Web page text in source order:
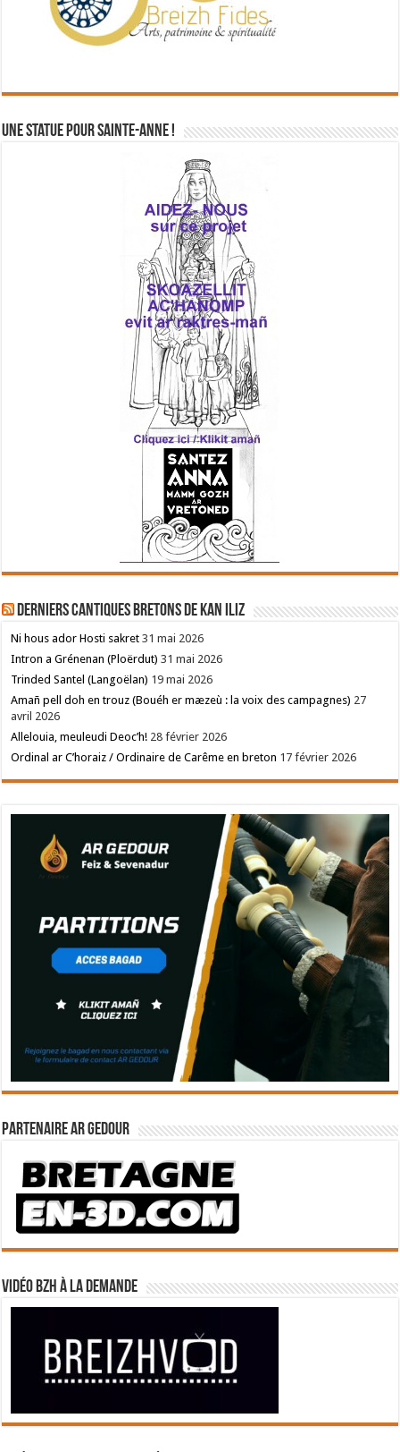
Une statue pour Sainte-Anne !
Derniers cantiques bretons de Kan Iliz
Ni hous ador Hosti sakret 31 mai 2026
Intron a Grénenan (Ploërdut) 31 mai 2026
Trinded Santel (Langoëlan) 19 mai 2026
Amañ pell doh en trouz (Bouéh er mæzeù : la voix des campagnes) 27
avril 2026
Allelouia, meuleudi Deoc’h! 28 février 2026
Ordinal ar C’horaiz / Ordinaire de Carême en breton 17 février 2026
Partenaire Ar Gedour
Vidéo BZH à la demande